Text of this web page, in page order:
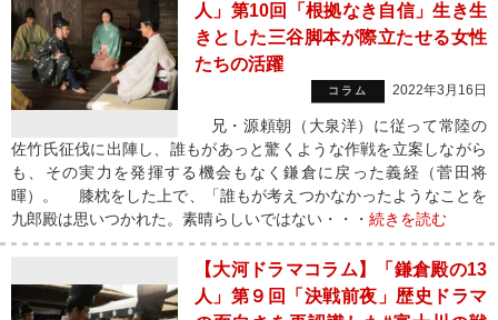
人」第10回「根拠なき自信」生き生
きとした三谷脚本が際立たせる女性
たちの活躍
コラム 2022年3月16日
兄・源頼朝（大泉洋）に従って常陸の
佐竹氏征伐に出陣し、誰もがあっと驚くような作戦を立案しながら
も、その実力を発揮する機会もなく鎌倉に戻った義経（菅田将
暉）。 膝枕をした上で、「誰もが考えつかなかったようなことを
九郎殿は思いつかれた。素晴らしいではない・・・ 続きを読む
【大河ドラマコラム】「鎌倉殿の13
人」第９回「決戦前夜」歴史ドラマ